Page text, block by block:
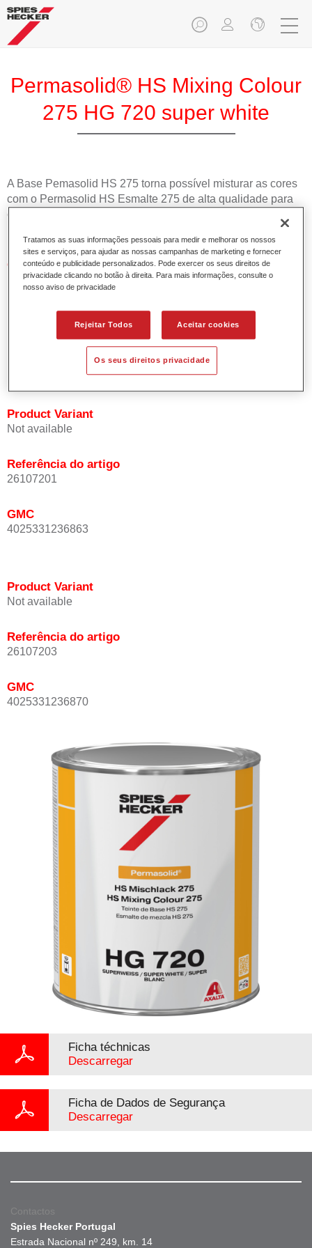
Permasolid® HS Mixing Colour
275 HG 720 super white
A Base Pemasolid HS 275 torna possível misturar as cores
com o Permasolid HS Esmalte 275 de alta qualidade para
criar todas as cores lisas para a repintura de veículos de
Características do produto
Permite uma aplicação simples e rápida numa operação
de 1.5 demãos.
Promove tempos de secagem curtos.
Proporciona elevada opacidade.
Oferece uma excelente resistência do acabamento.
Em conformidade com a directiva de COV.
Todas as cores são isentas de chumbo.
Product Variant
Not available
Referência do artigo
26107201
GMC
4025331236863
Product Variant
Not available
Referência do artigo
26107203
GMC
4025331236870
Ficha téchnicas
Descarregar
Ficha de Dados de Segurança
Descarregar
Contactos
Spies Hecker Portugal
Estrada Nacional nº 249, km. 14
Tratamos as suas informações pessoais para medir e melhorar os nossos
sites e serviços, para ajudar as nossas campanhas de marketing e fornecer
conteúdo e publicidade personalizados. Pode exercer os seus direitos de
privacidade clicando no botão à direita. Para mais informações, consulte o
nosso aviso de privacidade
Rejeitar Todos Aceitar cookies
Os seus direitos privacidade